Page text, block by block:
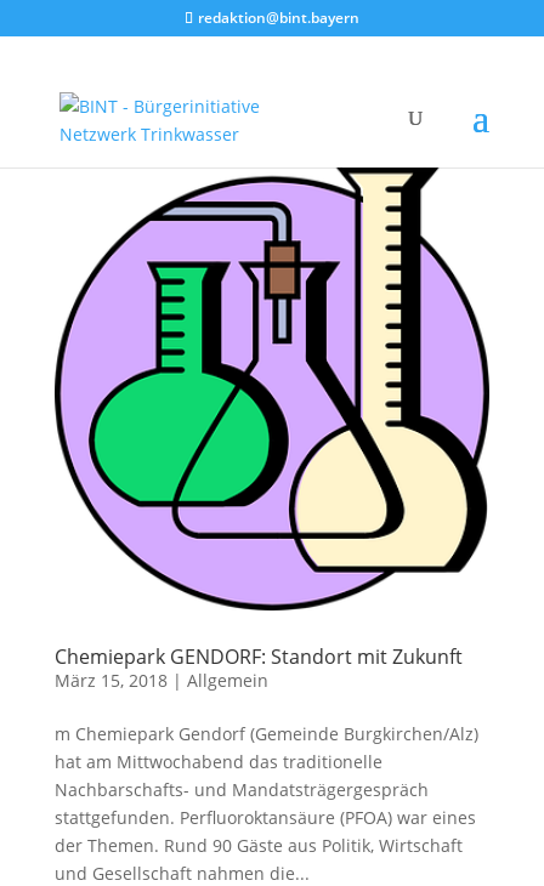
redaktion@bint.bayern
Chemiepark GENDORF: Standort mit Zukunft
März 15, 2018| Allgemein
m Chemiepark Gendorf (Gemeinde Burgkirchen/Alz)
hat am Mittwochabend das traditionelle
Nachbarschafts- und Mandatsträgergespräch
stattgefunden. Perfluoroktansäure (PFOA) war eines
der Themen. Rund 90 Gäste aus Politik, Wirtschaft
und Gesellschaft nahmen die...